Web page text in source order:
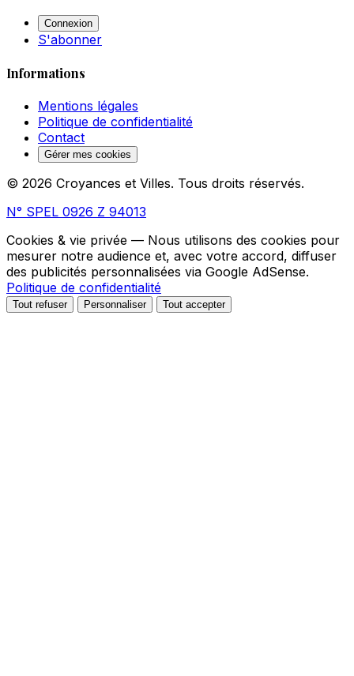
Connexion
S'abonner
Informations
Mentions légales
Politique de confidentialité
Contact
Gérer mes cookies
© 2026 Croyances et Villes. Tous droits réservés.
N° SPEL 0926 Z 94013
Cookies & vie privée — Nous utilisons des cookies pour
mesurer notre audience et, avec votre accord, diffuser
des publicités personnalisées via Google AdSense.
Politique de confidentialité
Tout refuser Personnaliser Tout accepter